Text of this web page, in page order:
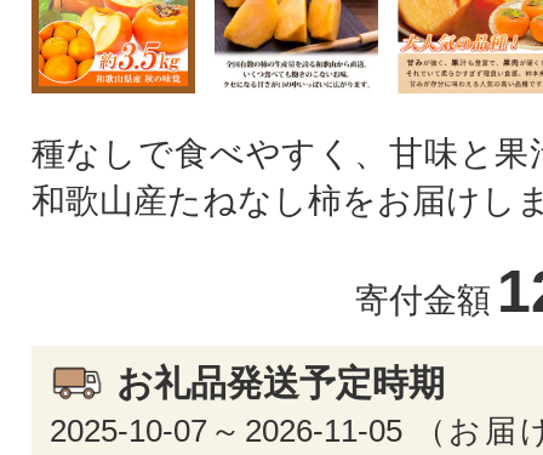
種なしで食べやすく、甘味と果
和歌山産たねなし柿をお届けし
寄付金額
お礼品発送予定時期
2025-10-07～2026-11-05 （お届